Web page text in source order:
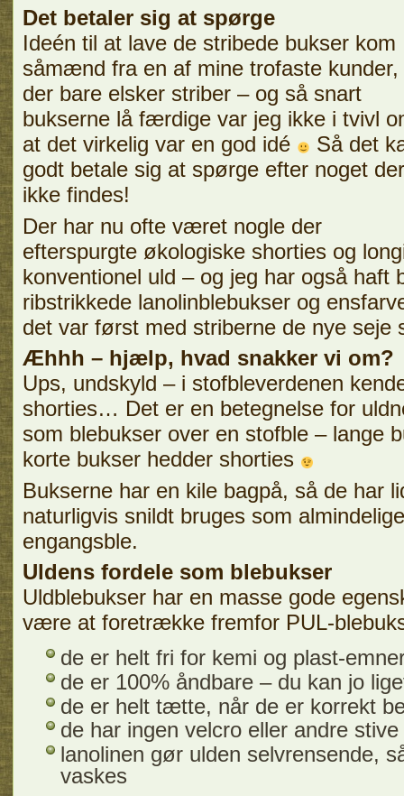
Det betaler sig at spørge
Ideén til at lave de stribede bukser kom
såmænd fra en af mine trofaste kunder,
der bare elsker striber – og så snart
bukserne lå færdige var jeg ikke i tvivl
at det virkelig var en god idé
Så det
godt betale sig at spørge efter noget der
ikke findes!
Der har nu ofte været nogle der
efterspurgte økologiske shorties og
konventionel uld – og jeg har også haft
ribstrikkede lanolinblebukser og
det var først med striberne de nye seje
Æhhh – hjælp, hvad snakker vi om?
Ups, undskyld – i stofbleverdenen
shorties… Det er en betegnelse for
som blebukser over en stofble – lange
korte bukser hedder shorties
Bukserne har en kile bagpå, så de har
naturligvis snildt bruges som
engangsble.
Uldens fordele som blebukser
Uldblebukser har en masse gode
være at foretrække fremfor PUL-
de er helt fri for kemi og plast-
de er 100% åndbare – du kan jo
de er helt tætte, når de er korrekt
de har ingen velcro eller andre
lanolinen gør ulden selvrensende,
vaskes